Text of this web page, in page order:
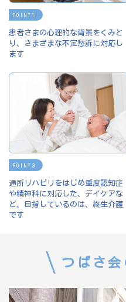
POINT
患者さまの心理的な背景をくみと
り、さまざまな不定愁訴に対応し
ます
POINT
通所リハビリをはじめ重度認知症
や精神科に対応した、デイケアな
ど、目指しているのは、終生介護
です
つばさ